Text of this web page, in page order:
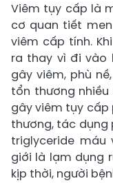
Viêm tụy cấp là
cơ quan tiết
viêm cấp tính.
ra thay vì đi vào
gây viêm, phù
tổn thương nhiều
gây viêm tụy cấp
thương, tác dụng
triglyceride
giới là lạm dụng
kịp thời, người